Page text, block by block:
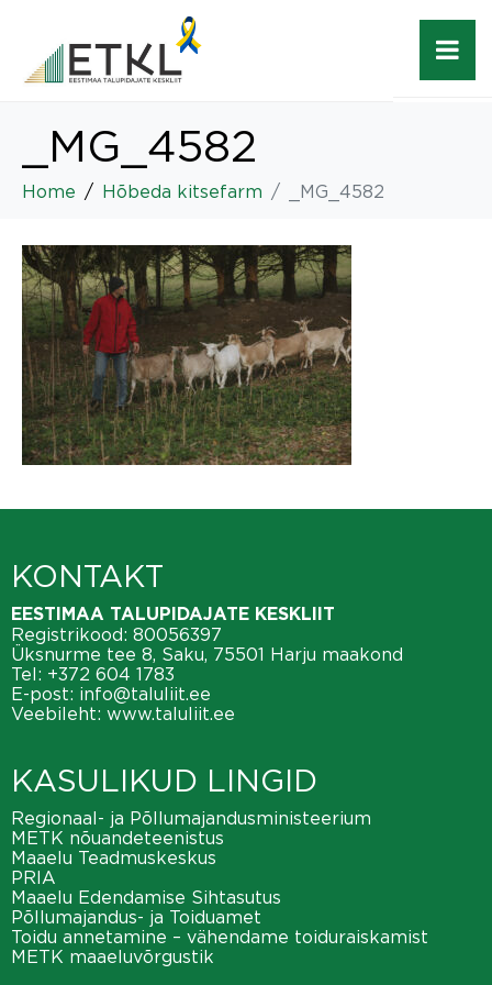
_MG_4582
Home Hõbeda kitsefarm _MG_4582
KONTAKT
EESTIMAA TALUPIDAJATE KESKLIIT
Registrikood: 80056397
Üksnurme tee 8, Saku, 75501 Harju maakond
Tel: +372 604 1783
E-post: info@taluliit.ee
Veebileht: www.taluliit.ee
KASULIKUD LINGID
Regionaal- ja Põllumajandusministeerium
METK nõuandeteenistus
Maaelu Teadmuskeskus
PRIA
Maaelu Edendamise Sihtasutus
Põllumajandus- ja Toiduamet
Toidu annetamine – vähendame toiduraiskamist
METK maaeluvõrgustik